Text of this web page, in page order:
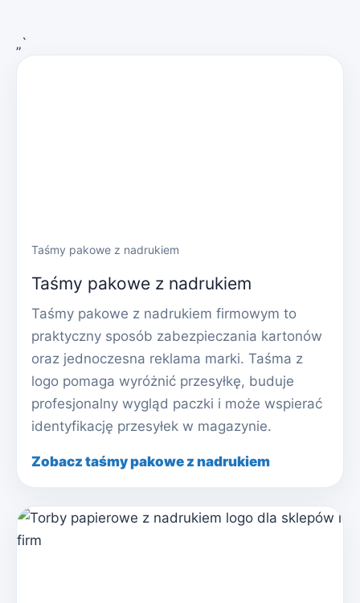
„`
Taśmy pakowe z nadrukiem
Taśmy pakowe z nadrukiem
Taśmy pakowe z nadrukiem firmowym to
praktyczny sposób zabezpieczania kartonów
oraz jednoczesna reklama marki. Taśma z
logo pomaga wyróżnić przesyłkę, buduje
profesjonalny wygląd paczki i może wspierać
identyfikację przesyłek w magazynie.
Zobacz taśmy pakowe z nadrukiem